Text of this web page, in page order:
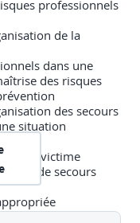
professionnels
de la
dans une
des risques
des secours
situation
la victime
de secours